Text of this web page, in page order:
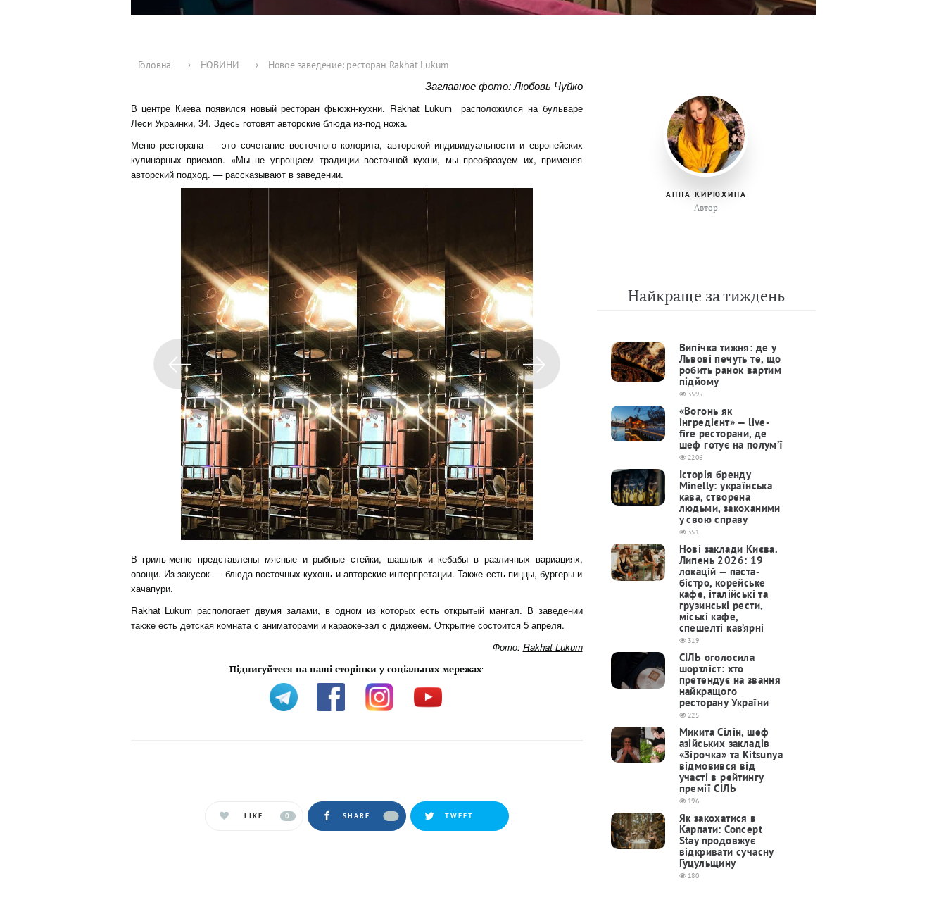
Головна › НОВИНИ › Новое заведение: ресторан Rakhat Lukum
Заглавное фото: Любовь Чуйко
В центре Киева появился новый ресторан фьюжн-кухни. Rakhat Lukum расположился на бульваре
Леси Украинки, 34. Здесь готовят авторские блюда из-под ножа.
Меню ресторана — это сочетание восточного колорита, авторской индивидуальности и европейских
кулинарных приемов. «Мы не упрощаем традиции восточной кухни, мы преобразуем их, применяя
авторский подход. — рассказывают в заведении.
В гриль-меню представлены мясные и рыбные стейки, шашлык и кебабы в различных вариациях,
овощи. Из закусок — блюда восточных кухонь и авторские интерпретации. Также есть пиццы, бургеры и
хачапури.
Rakhat Lukum распологает двумя залами, в одном из которых есть открытый мангал. В заведении
также есть детская комната с аниматорами и караоке-зал с диджеем. Открытие состоится 5 апреля.
Фото: Rakhat Lukum
Підписуйтеся на наші сторінки у соціальних мережах:
LIKE 0 SHARE TWEET
АННА КИРЮХИНА
Автор
Найкраще за тиждень
Випічка тижня: де у
Львові печуть те, що
робить ранок вартим
підйому
3595
«Вогонь як
інгредієнт» — live-
fire ресторани, де
шеф готує на полум’ї
2206
Історія бренду
Minelly: українська
кава, створена
людьми, закоханими
у свою справу
351
Нові заклади Києва.
Липень 2026: 19
локацій — паста-
бістро, корейське
кафе, італійські та
грузинські рести,
міські кафе,
спешелті кав’ярні
319
СІЛЬ оголосила
шортліст: хто
претендує на звання
найкращого
ресторану України
225
Микита Сілін, шеф
азійських закладів
«Зірочка» та Kitsunya
відмовився від
участі в рейтингу
премії СІЛЬ
196
Як закохатися в
Карпати: Concept
Stay продовжує
відкривати сучасну
Гуцульщину
180